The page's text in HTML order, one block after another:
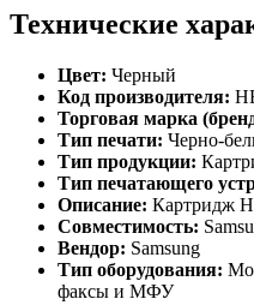
Технические
Цвет: Черный
Код производителя:
Торговая марка
Тип печати: Черно-
Тип продукции:
Тип печатающего
Описание: Картридж
Совместимость:
Вендор: Samsung
Тип оборудования:
факсы и МФУ